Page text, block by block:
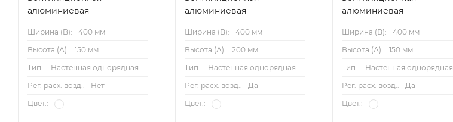
алюминиевая
Ширина (B):
400 мм
Высота (А):
150 мм
Тип.:
Настенная однорядная
Рег. расх. возд.:
Нет
Цвет.:
алюминиевая
Ширина (B):
400 мм
Высота (А):
200 мм
Тип.:
Настенная однорядная
Рег. расх. возд.:
Да
Цвет.:
алюминиевая
Ширина (B):
400 мм
Высота (А):
150 мм
Тип.:
Настенная однорядная
Рег. расх. возд.:
Да
Цвет.: